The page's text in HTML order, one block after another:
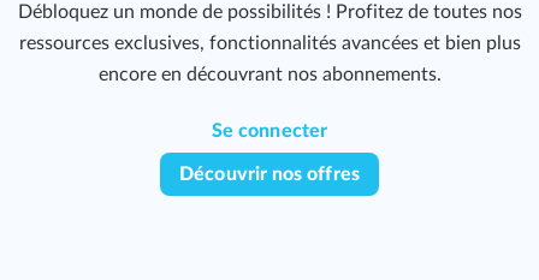
Débloquez un monde de possibilités ! Profitez de toutes nos
ressources exclusives, fonctionnalités avancées et bien plus
encore en découvrant nos abonnements.
Se connecter
Découvrir nos offres